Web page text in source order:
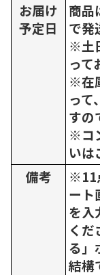
お届け
予定日
商品
で発
※土
って
※在
って
すの
※コ
いは
備考
※11
ート
を入
くだ
る」
結構